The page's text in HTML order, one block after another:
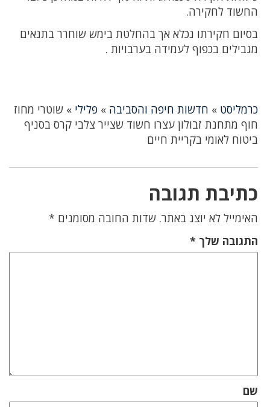
החשוד לחקירה.
בסיום חקירתו נכלא אך בהחלטת בימש שוחרר בתנאים
מגבילים בכפוף לעמידה בערבויות .
כרמליסט » חדשות חיפה והסביבה » פלילי » שוטרי מחוז
חוף מתחנת זבולון עצרו חשוד שצייר צלבי קרס בסניף
ביטוח לאומי בקריית חיים
כתיבת תגובה
האימייל לא יוצג באתר. שדות החובה מסומנים *
התגובה שלך *
שם